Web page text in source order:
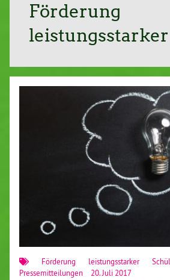
Förderung
Förderung leistungsstarker
Pressemitteilungen
20. Juli 2017